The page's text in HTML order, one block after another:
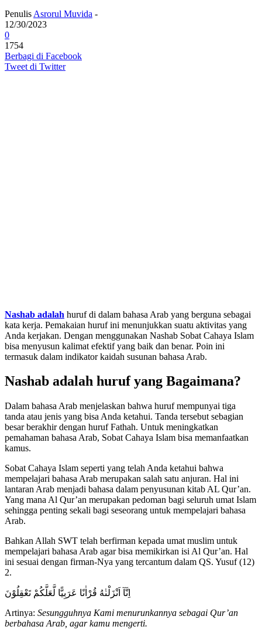
Penulis Asrorul Muvida -
12/30/2023
0
1754
Berbagi di Facebook
Tweet di Twitter
Nashab adalah huruf di dalam bahasa Arab yang berguna sebagai
kata kerja. Pemakaian huruf ini menunjukkan suatu aktivitas yang
Anda kerjakan. Dengan menggunakan Nashab Sobat Cahaya Islam
bisa menyusun kalimat efektif yang baik dan benar. Poin ini
termasuk dalam indikator kaidah susunan bahasa Arab.
Nashab adalah huruf yang Bagaimana?
Dalam bahasa Arab menjelaskan bahwa huruf mempunyai tiga
tanda atau jenis yang bisa Anda ketahui. Tanda tersebut sebagian
besar berakhir dengan huruf Fathah. Untuk meningkatkan
pemahaman bahasa Arab, Sobat Cahaya Islam bisa memanfaatkan
kamus.
Sobat Cahaya Islam seperti yang telah Anda ketahui bahwa
mempelajari bahasa Arab merupakan salah satu anjuran. Hal ini
lantaran Arab menjadi bahasa dalam penyusunan kitab AL Qur’an.
Yang mana Al Qur’an merupakan pedoman bagi seluruh umat Islam
sehingga penting sekali bagi seseorang untuk mempelajari bahasa
Arab.
Bahkan Allah SWT telah berfirman kepada umat muslim untuk
mempelajari bahasa Arab agar bisa memikirkan isi Al Qur’an. Hal
ini sesuai dengan firman-Nya yang tercantum dalam QS. Yusuf (12)
2.
اِنَّآ اَنْزَلْنٰهُ قُرْاٰنًا عَرَبِيًّا لَّعَلَّكُمْ تَعْقِلُوْنَ
Artinya: Sesungguhnya Kami menurunkannya sebagai Qur’an
berbahasa Arab, agar kamu mengerti.